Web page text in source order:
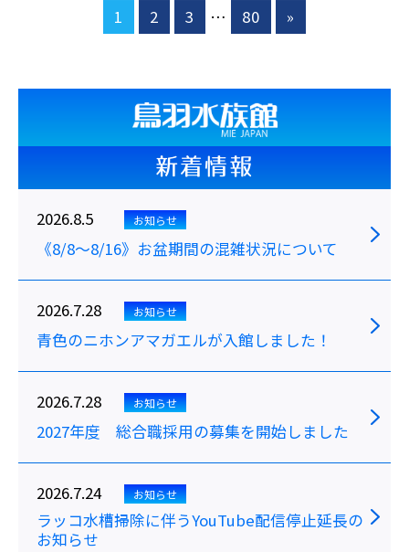
1 2 3 … 80 »
新着情報
2026.8.5 お知らせ
《8/8～8/16》お盆期間の混雑状況について
2026.7.28 お知らせ
青色のニホンアマガエルが入館しました！
2026.7.28 お知らせ
2027年度 総合職採用の募集を開始しました
2026.7.24 お知らせ
ラッコ水槽掃除に伴うYouTube配信停止延長の
お知らせ